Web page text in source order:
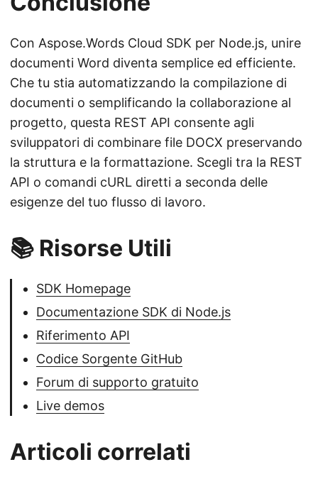
Con Aspose.Words Cloud SDK per Node.js, unire
documenti Word diventa semplice ed efficiente.
Che tu stia automatizzando la compilazione di
documenti o semplificando la collaborazione al
progetto, questa REST API consente agli
sviluppatori di combinare file DOCX preservando
la struttura e la formattazione. Scegli tra la REST
API o comandi cURL diretti a seconda delle
esigenze del tuo flusso di lavoro.
📚 Risorse Utili
SDK Homepage
Documentazione SDK di Node.js
Riferimento API
Codice Sorgente GitHub
Forum di supporto gratuito
Live demos
Articoli correlati